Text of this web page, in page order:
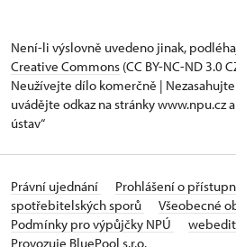
Není-li výslovně uvedeno jinak,
Creative Commons (CC BY-NC-ND 3.0
Neužívejte dílo komerčně |
uvádějte odkaz na stránky www.npu.cz
ústav“
Právní ujednání Prohlášení o
spotřebitelských sporů
Všeobecné
Podmínky pro výpůjčky NPÚ
Provozuje BluePool s.r.o.